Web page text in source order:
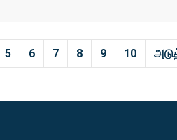
5 6 7 8 9 10